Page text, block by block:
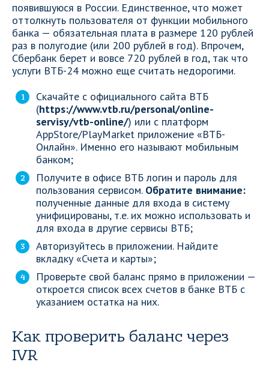
появившуюся в России. Единственное, что может
оттолкнуть пользователя от функции мобильного
банка — обязательная плата в размере 120 рублей
раз в полугодие (или 200 рублей в год). Впрочем,
Сбербанк берет и вовсе 720 рублей в год, так что
услуги ВТБ-24 можно еще считать недорогими.
Скачайте с официального сайта ВТБ
(https://www.vtb.ru/personal/online-
servisy/vtb-online/) или с платформ
AppStore/PlayMarket приложение «ВТБ-
Онлайн». Именно его называют мобильным
банком;
Получите в офисе ВТБ логин и пароль для
пользования сервисом. Обратите внимание:
полученные данные для входа в систему
унифицированы, т.е. их можно использовать и
для входа в другие сервисы ВТБ;
Авторизуйтесь в приложении. Найдите
вкладку «Счета и карты»;
Проверьте свой баланс прямо в приложении —
откроется список всех счетов в банке ВТБ с
указанием остатка на них.
Как проверить баланс через
IVR